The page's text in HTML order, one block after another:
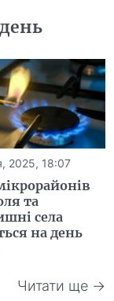
2025, 18:07
та
села
на день
Читати ще →